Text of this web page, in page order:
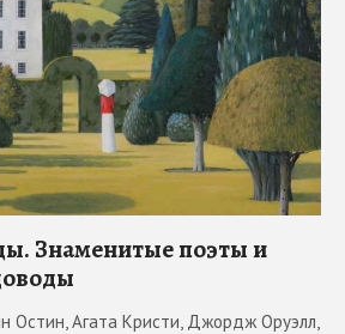
Знаменитые поэты и
Остин, Агата Кристи, Джордж Оруэлл,